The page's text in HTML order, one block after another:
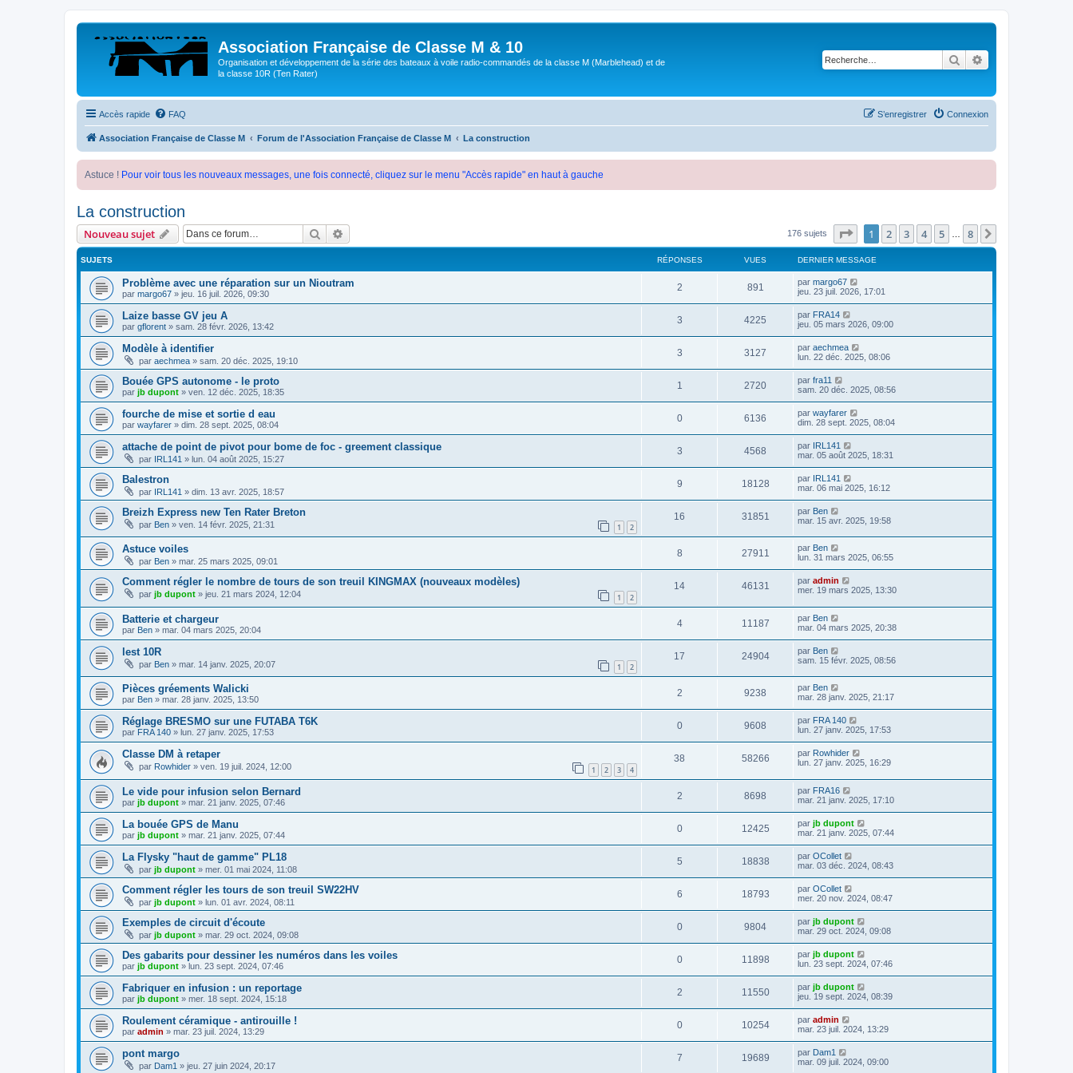
Association Française de Classe M & 10
Organisation et développement de la série des bateaux à voile radio-commandés de la classe M (Marblehead) et de
la classe 10R (Ten Rater)
Rechercher
Accès rapide FAQ Connexion
S’enregistrer
Association Française de Classe M Forum de l'Association Française de Classe M La construction
Astuce ! Pour voir tous les nouveaux messages, une fois connecté, cliquez sur le menu "Accès rapide" en haut à gauche
La construction
Nouveau sujet Rechercher 176 sujets Page sur8
1 2 3 4 5 8
SUJETS RÉPONSES VUES DERNIER MESSAGE
Problème avec une réparation sur un Nioutram
par margo67 » jeu. 16 juil. 2026, 09:30
2 891 par margo67
jeu. 23 juil. 2026, 17:01
Laize basse GV jeu A
par gflorent » sam. 28 févr. 2026, 13:42
3 4225 par FRA14
jeu. 05 mars 2026, 09:00
Modèle à identifier
par aechmea » sam. 20 déc. 2025, 19:10
3 3127 par aechmea
lun. 22 déc. 2025, 08:06
Bouée GPS autonome - le proto
par jb dupont » ven. 12 déc. 2025, 18:35
1 2720 par fra11
sam. 20 déc. 2025, 08:56
fourche de mise et sortie d eau
par wayfarer » dim. 28 sept. 2025, 08:04
0 6136 par wayfarer
dim. 28 sept. 2025, 08:04
attache de point de pivot pour bome de foc - greement classique
par IRL141 » lun. 04 août 2025, 15:27
3 4568 par IRL141
mar. 05 août 2025, 18:31
Balestron
par IRL141 » dim. 13 avr. 2025, 18:57
9 18128 par IRL141
mar. 06 mai 2025, 16:12
Breizh Express new Ten Rater Breton
par Ben » ven. 14 févr. 2025, 21:31 1 2
16 31851 par Ben
mar. 15 avr. 2025, 19:58
Astuce voiles
par Ben » mar. 25 mars 2025, 09:01
8 27911 par Ben
lun. 31 mars 2025, 06:55
Comment régler le nombre de tours de son treuil KINGMAX (nouveaux modèles)
par jb dupont » jeu. 21 mars 2024, 12:04 1 2
14 46131 par admin
mer. 19 mars 2025, 13:30
Batterie et chargeur
par Ben » mar. 04 mars 2025, 20:04
4 11187 par Ben
mar. 04 mars 2025, 20:38
lest 10R
par Ben » mar. 14 janv. 2025, 20:07 1 2
17 24904 par Ben
sam. 15 févr. 2025, 08:56
Pièces gréements Walicki
par Ben » mar. 28 janv. 2025, 13:50
2 9238 par Ben
mar. 28 janv. 2025, 21:17
Réglage BRESMO sur une FUTABA T6K
par FRA 140 » lun. 27 janv. 2025, 17:53
0 9608 par FRA 140
lun. 27 janv. 2025, 17:53
Classe DM à retaper
par Rowhider » ven. 19 juil. 2024, 12:00 1 2 3 4
38 58266 par Rowhider
lun. 27 janv. 2025, 16:29
Le vide pour infusion selon Bernard
par jb dupont » mar. 21 janv. 2025, 07:46
2 8698 par FRA16
mar. 21 janv. 2025, 17:10
La bouée GPS de Manu
par jb dupont » mar. 21 janv. 2025, 07:44
0 12425 par jb dupont
mar. 21 janv. 2025, 07:44
La Flysky "haut de gamme" PL18
par jb dupont » mer. 01 mai 2024, 11:08
5 18838 par OCollet
mar. 03 déc. 2024, 08:43
Comment régler les tours de son treuil SW22HV
par jb dupont » lun. 01 avr. 2024, 08:11
6 18793 par OCollet
mer. 20 nov. 2024, 08:47
Exemples de circuit d'écoute
par jb dupont » mar. 29 oct. 2024, 09:08
0 9804 par jb dupont
mar. 29 oct. 2024, 09:08
Des gabarits pour dessiner les numéros dans les voiles
par jb dupont » lun. 23 sept. 2024, 07:46
0 11898 par jb dupont
lun. 23 sept. 2024, 07:46
Fabriquer en infusion : un reportage
par jb dupont » mer. 18 sept. 2024, 15:18
2 11550 par jb dupont
jeu. 19 sept. 2024, 08:39
Roulement céramique - antirouille !
par admin » mar. 23 juil. 2024, 13:29
0 10254 par admin
mar. 23 juil. 2024, 13:29
pont margo
par Dam1 » jeu. 27 juin 2024, 20:17
7 19689 par Dam1
mar. 09 juil. 2024, 09:00